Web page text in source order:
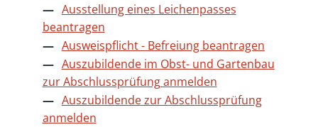
Ausstellung eines Leichenpasses
beantragen
Ausweispflicht - Befreiung beantragen
Auszubildende im Obst- und Gartenbau
zur Abschlussprüfung anmelden
Auszubildende zur Abschlussprüfung
anmelden